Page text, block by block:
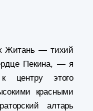
Житань — тихий
Пекина, — я
центру этого
красными
алтарь